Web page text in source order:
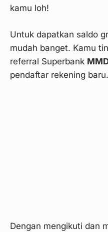
kamu loh!
Untuk dapatkan saldo
mudah banget. Kamu
referral Superbank
pendaftar rekening baru.
Dengan mengikuti dan